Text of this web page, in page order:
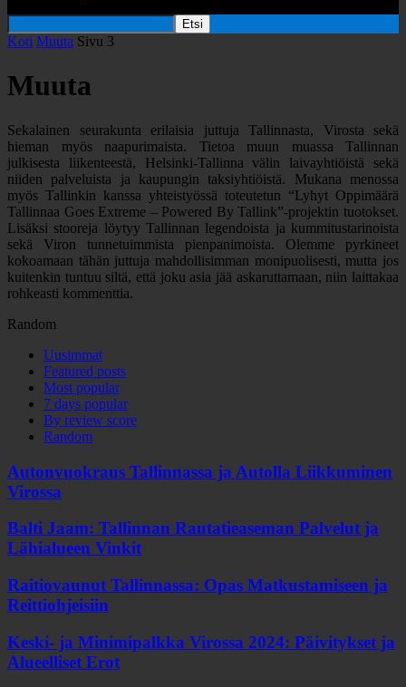
Koti Muuta Sivu 3
Muuta
Sekalainen seurakunta erilaisia juttuja Tallinnasta, Virosta sekä
hieman myös naapurimaista. Tietoa muun muassa Tallinnan
julkisesta liikenteestä, Helsinki-Tallinna välin laivayhtiöistä sekä
niiden palveluista ja kaupungin taksiyhtiöistä. Mukana menossa
myös Tallinkin kanssa yhteistyössä toteutetun “Lyhyt Oppimäärä
Tallinnaa Goes Extreme – Powered By Tallink”-projektin tuotokset.
Lisäksi stooreja löytyy Tallinnan legendoista ja kummitustarinoista
sekä Viron tunnetuimmista pienpanimoista. Olemme pyrkineet
kokoamaan tähän juttuja mahdollisimman monipuolisesti, mutta jos
kuitenkin tuntuu siltä, että joku asia jää askaruttamaan, niin laittakaa
rohkeasti kommenttia.
Random
Uusimmat
Featured posts
Most popular
7 days popular
By review score
Random
Autonvuokraus Tallinnassa ja Autolla Liikkuminen
Virossa
Balti Jaam: Tallinnan Rautatieaseman Palvelut ja
Lähialueen Vinkit
Raitiovaunut Tallinnassa: Opas Matkustamiseen ja
Reittiohjeisiin
Keski- ja Minimipalkka Virossa 2024: Päivitykset ja
Alueelliset Erot